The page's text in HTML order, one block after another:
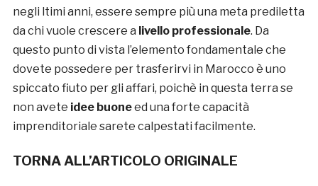
negli ltimi anni, essere sempre più una meta prediletta
da chi vuole crescere a livello professionale. Da
questo punto di vista l’elemento fondamentale che
dovete possedere per trasferirvi in Marocco è uno
spiccato fiuto per gli affari, poichè in questa terra se
non avete idee buoneed una forte capacità
imprenditoriale sarete calpestati facilmente.
TORNA ALL’ARTICOLO ORIGINALE